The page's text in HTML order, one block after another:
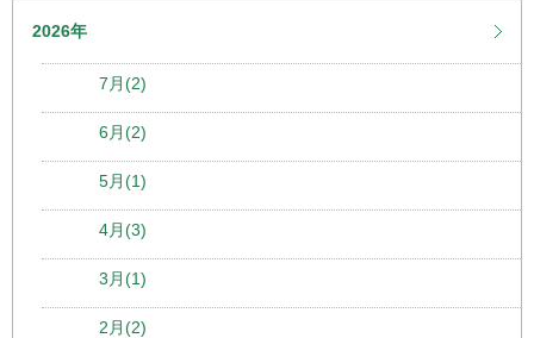
2026年
7月(2)
6月(2)
5月(1)
4月(3)
3月(1)
2月(2)